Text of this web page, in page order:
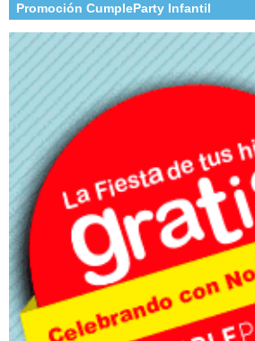
Promoción CumpleParty Infantil